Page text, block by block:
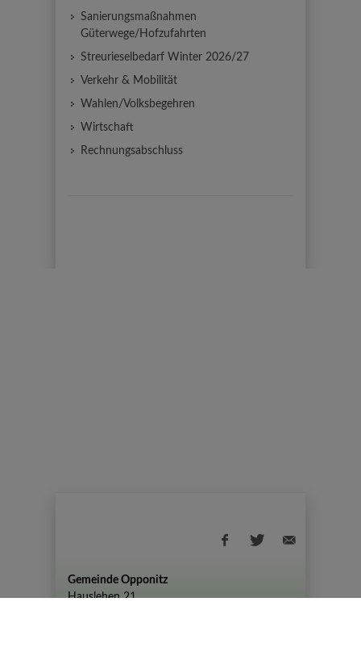
Sanierungsmaßnahmen
Güterwege/Hofzufahrten
Streurieselbedarf Winter 2026/27
Verkehr & Mobilität
Wahlen/Volksbegehren
Wirtschaft
Rechnungsabschluss
Gemeinde Opponitz
Hauslehen 21